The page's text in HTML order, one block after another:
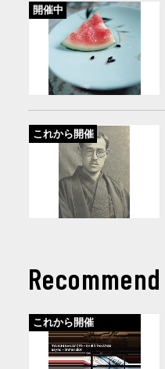
開催中
これから開催
Recommend
これから開催